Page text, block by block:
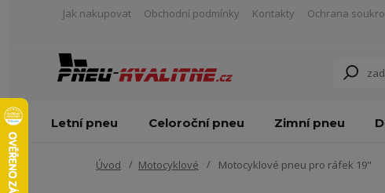
Jak nakupovat Obchodní podmínky Kontakty Ochrana
Letní pneu Celoroční pneu Zimní pneu
Úvod Motocyklové Motocyklové pneu pro ráfek 19"